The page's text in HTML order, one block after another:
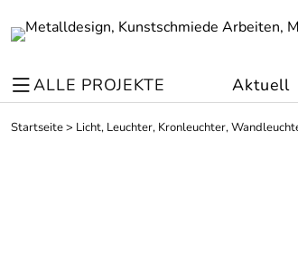
ALLE PROJEKTE Aktuell
Startseite> Licht, Leuchter, Kronleuchter,